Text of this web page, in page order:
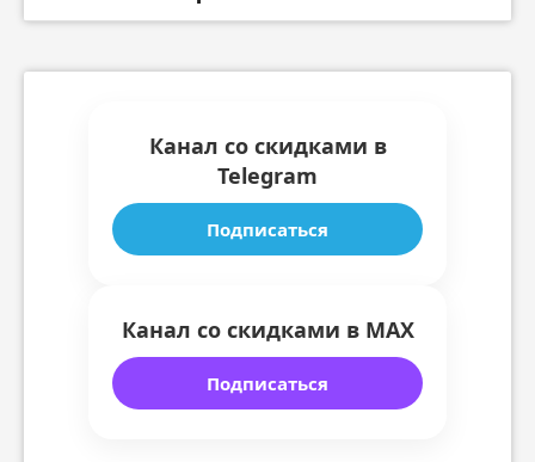
Канал со скидками в
Telegram
Подписаться
Канал со скидками в MAX
Подписаться